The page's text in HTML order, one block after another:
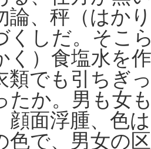
論、秤（はか
くしだ。そこ
く）食塩水を
類でも引ちぎ
たか。男も女
顔面浮腫、色
色で、男女の